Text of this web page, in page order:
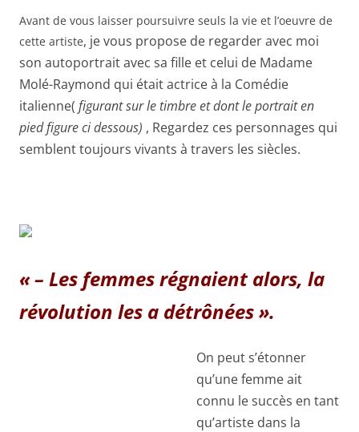
Avant de vous laisser poursuivre seuls la vie et l’oeuvre de
cette artiste, je vous propose de regarder avec moi
son autoportrait avec sa fille et celui de Madame
Molé-Raymond qui était actrice à la Comédie
italienne( figurant sur le timbre et dont le portrait en
pied figure ci dessous) , Regardez ces personnages qui
semblent toujours vivants à travers les siècles.
« – Les femmes régnaient alors, la
révolution les a détrônées ».
On peut s’étonner
qu’une femme ait
connu le succès en tant
qu’artiste dans la